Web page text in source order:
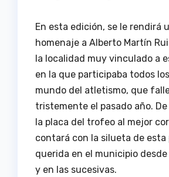
En esta edición, se le rendirá
homenaje a Alberto Martín
la localidad muy vinculado a
en la que participaba todos
mundo del atletismo, que
tristemente el pasado año.
la placa del trofeo al mejor
contará con la silueta de esta
querida en el municipio
y en las sucesivas.